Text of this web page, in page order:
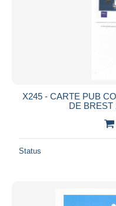
X245 - CARTE PUB
DE BREST
Status